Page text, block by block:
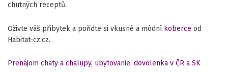
chutných receptů.
Oživte váš příbytek a pořiďte si vkusné a módní koberce od
Habitat-cz.cz.
Prenájom chaty a chalupy, ubytovanie, dovolenka v ČR a SK